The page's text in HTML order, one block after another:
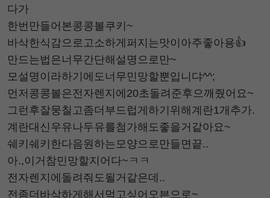
다가
한번만들어본콩콩볼쿠키~
바삭한식감으로고소하게퍼지는맛이아주좋아용👍
만드는법은너무간단해설명으로만~
모설명이라하기에도너무민망할뿐입니댜^^;
먼저콩콩볼은전자렌지에20초돌려준후으깨줬어요~
그런후잘뭉칠고좀더부드럽게하기위해계란1개추가.
계란대신우유나두유를첨가해도좋을거같아요~
쉐키쉐키한다음원하는모양으로만들면끝..
아.,이거참민망할지어다~ㅋㅋ
전자렌지에돌려줘도될거같은데..
전좀더바삭하게해서먹고싶어오븐으로~